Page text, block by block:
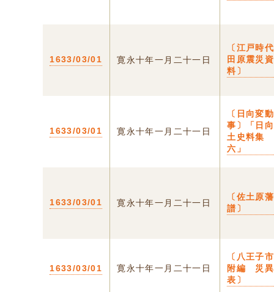
1633/03/01 寛永十年一月二十一日
〔江戸時
田原震災資
料〕
1633/03/01 寛永十年一月二十一日
〔日向変
事〕「日
土史料集
六」
1633/03/01 寛永十年一月二十一日
〔佐土原藩
譜〕
1633/03/01 寛永十年一月二十一日
〔八王子
附編 災
表〕